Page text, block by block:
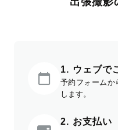
1. ウェブで
予約フォームか
します。
2. お支払い